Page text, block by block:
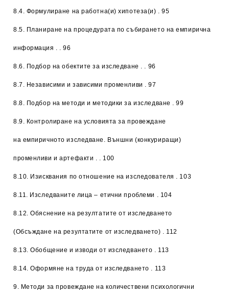
8.4. Формулиране на работна(и) хипотеза(и) . 95
8.5. Планиране на процедурата по събирането на емпирична
информация . . 96
8.6. Подбор на обектите за изследване . . 96
8.7. Независими и зависими променливи . 97
8.8. Подбор на методи и методики за изследване . 99
8.9. Контролиране на условията за провеждане
на емпиричното изследване. Външни (конкуриращи)
променливи и артефакти . . 100
8.10. Изисквания по отношение на изследователя . 103
8.11. Изследваните лица – етични проблеми . 104
8.12. Обяснение на резултатите от изследването
(Обсъждане на резултатите от изследването) . 112
8.13. Обобщение и изводи от изследването . 113
8.14. Оформяне на труда от изследването . 113
9. Методи за провеждане на количествени психологични